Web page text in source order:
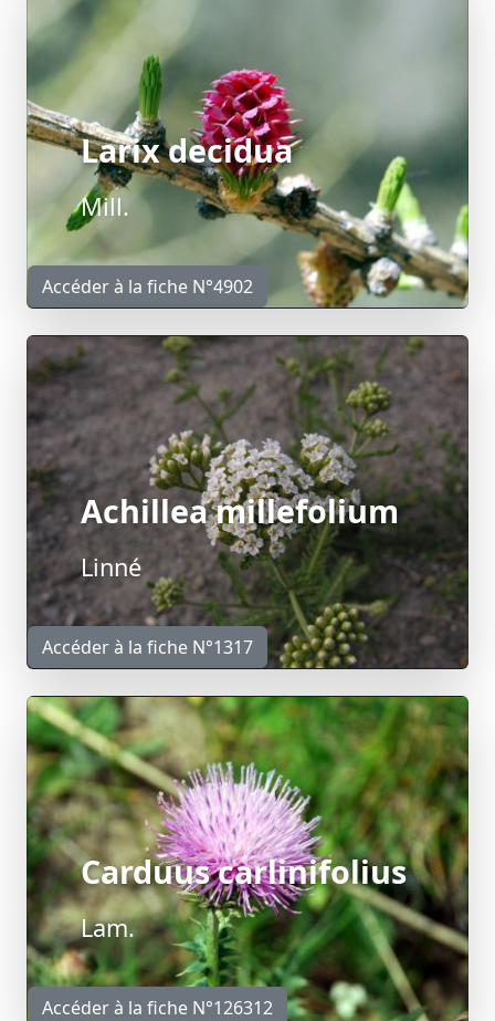
Larix decidua
Mill.
Accéder à la fiche N°4902
Achillea millefolium
Linné
Accéder à la fiche N°1317
Carduus carlinifolius
Lam.
Accéder à la fiche N°126312